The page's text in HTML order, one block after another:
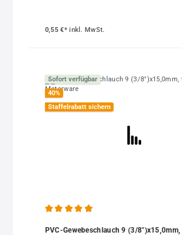
0,55 €*inkl. MwSt.
Sofort verfügbar
40%
Staffelrabatt sichern
PVC-Gewebeschlauch 9 (3/8")x15,0mm,